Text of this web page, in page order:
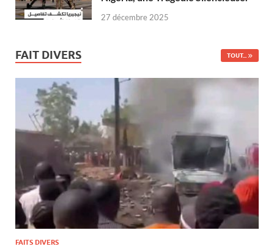
27 décembre 2025
FAIT DIVERS TOUT...
FAITS DIVERS